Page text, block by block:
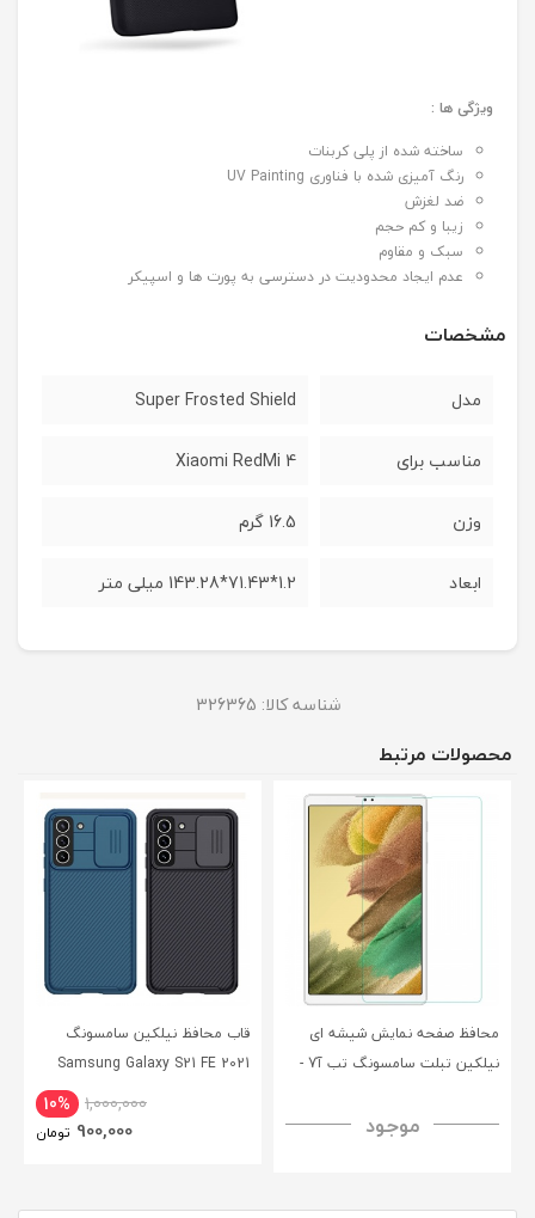
ویژگی ها :
ساخته شده از پلی کربنات
رنگ آمیزی شده با فناوری UV Painting
ضد لغزش
زیبا و کم حجم
سبک و مقاوم
عدم ایجاد محدودیت در دسترسی به پورت ها و اسپیکر
مشخصات
مدل Super Frosted Shield
مناسب برای Xiaomi RedMi 4
وزن 16.5 گرم
ابعاد 1.2*71.43*143.28 میلی متر
شناسه کالا: 326365
محصولات مرتبط
محافظ صفحه نمایش شیشه ای
نیلکین تبلت سامسونگ تب آ7 -
H+ Anti-explosion Tempered
موجود
قاب محافظ نیلکین سامسونگ
Samsung Galaxy S21 FE 2021
10% 1,000,000
900,000 تومان